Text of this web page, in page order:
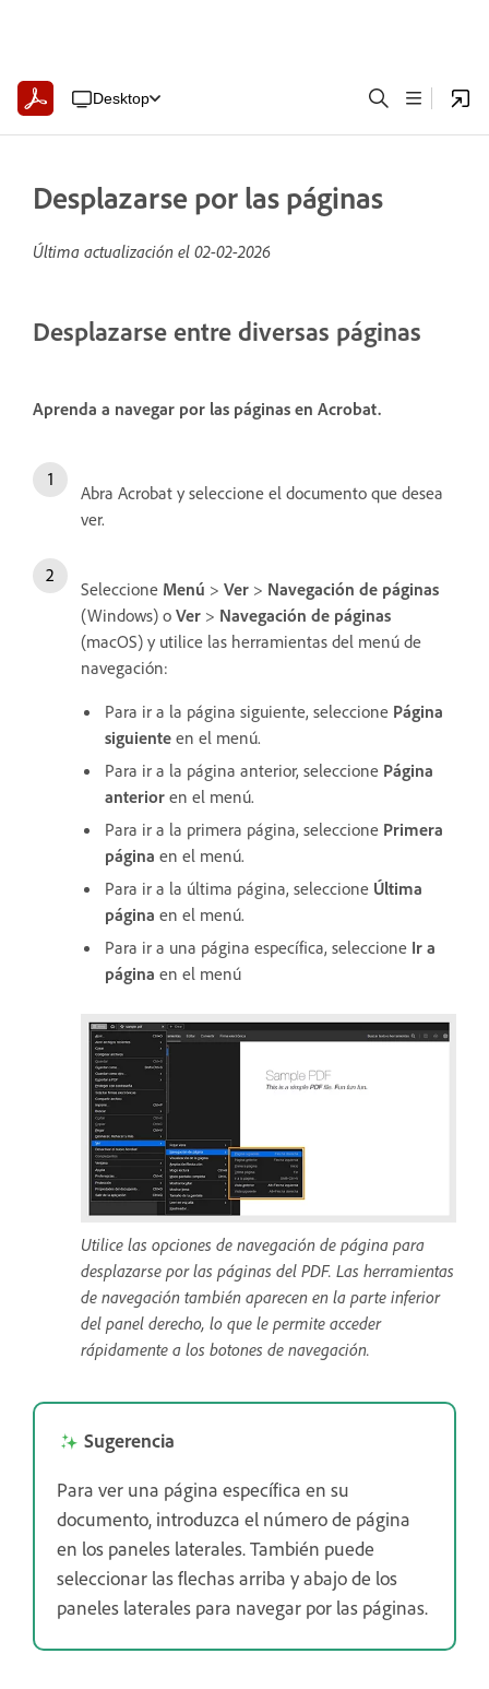
Desktop
Desplazarse por las páginas
Última actualización el 02-02-2026
Desplazarse entre diversas páginas
Aprenda a navegar por las páginas en Acrobat.
Abra Acrobat y seleccione el documento que desea
ver.
Seleccione Menú > Ver > Navegación de páginas
(Windows) o Ver > Navegación de páginas
(macOS) y utilice las herramientas del menú de
navegación:
Para ir a la página siguiente, seleccione Página
siguiente en el menú.
Para ir a la página anterior, seleccione Página
anterior en el menú.
Para ir a la primera página, seleccione Primera
página en el menú.
Para ir a la última página, seleccione Última
página en el menú.
Para ir a una página específica, seleccione Ir a
página en el menú
Utilice las opciones de navegación de página para
desplazarse por las páginas del PDF. Las herramientas
de navegación también aparecen en la parte inferior
del panel derecho, lo que le permite acceder
rápidamente a los botones de navegación.
Sugerencia
Para ver una página específica en su
documento, introduzca el número de página
en los paneles laterales. También puede
seleccionar las flechas arriba y abajo de los
paneles laterales para navegar por las páginas.